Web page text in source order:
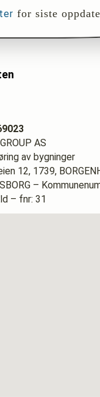
for siste
AS
av bygninger
12, 1739,
–
– fnr: 31